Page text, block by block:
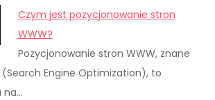
Czym jest pozycjonowanie stron
WWW?
Pozycjonowanie stron WWW, znane
(Search Engine Optimization), to
na…